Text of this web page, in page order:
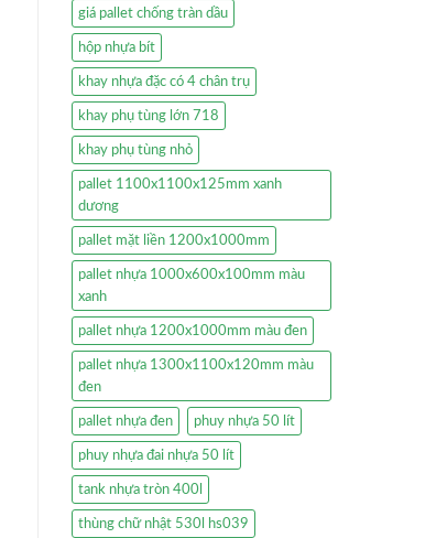
giá pallet chống tràn dầu
hộp nhựa bít
khay nhựa đặc có 4 chân trụ
khay phụ tùng lớn 718
khay phụ tùng nhỏ
pallet 1100x1100x125mm xanh
dương
pallet mặt liền 1200x1000mm
pallet nhựa 1000x600x100mm màu
xanh
pallet nhựa 1200x1000mm màu đen
pallet nhựa 1300x1100x120mm màu
đen
pallet nhựa đen phuy nhựa 50 lít
phuy nhựa đai nhựa 50 lít
tank nhựa tròn 400l
thùng chữ nhật 530l hs039